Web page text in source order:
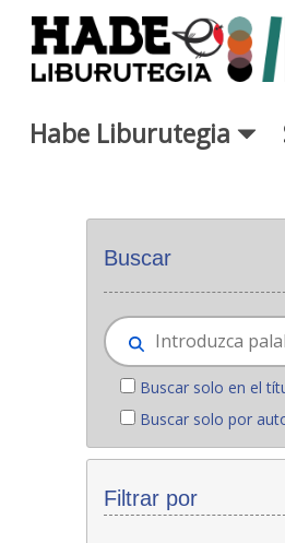
Saltar al contenido principal
Habe Liburutegia
Buscar
Buscar solo en el
Buscar solo por
Filtrar por